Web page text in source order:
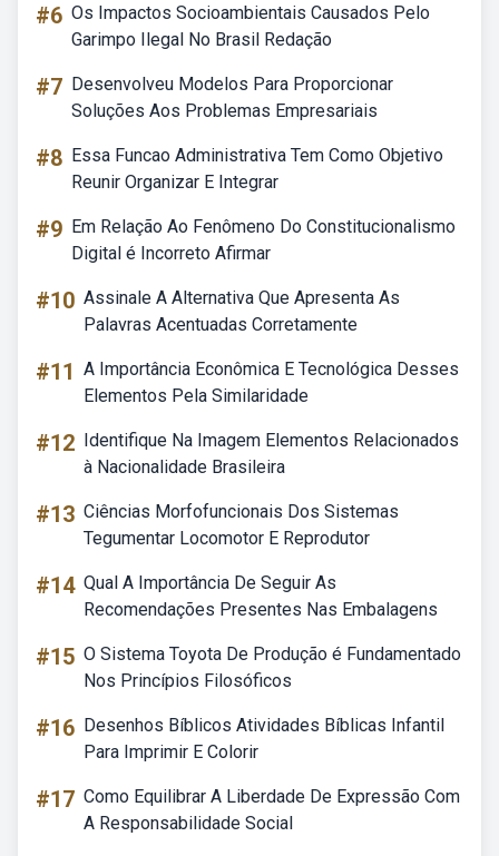
#6 Os Impactos Socioambientais Causados Pelo
Garimpo Ilegal No Brasil Redação
#7 Desenvolveu Modelos Para Proporcionar
Soluções Aos Problemas Empresariais
#8 Essa Funcao Administrativa Tem Como Objetivo
Reunir Organizar E Integrar
#9 Em Relação Ao Fenômeno Do Constitucionalismo
Digital é Incorreto Afirmar
#10 Assinale A Alternativa Que Apresenta As
Palavras Acentuadas Corretamente
#11 A Importância Econômica E Tecnológica Desses
Elementos Pela Similaridade
#12 Identifique Na Imagem Elementos Relacionados
à Nacionalidade Brasileira
#13 Ciências Morfofuncionais Dos Sistemas
Tegumentar Locomotor E Reprodutor
#14 Qual A Importância De Seguir As
Recomendações Presentes Nas Embalagens
#15 O Sistema Toyota De Produção é Fundamentado
Nos Princípios Filosóficos
#16 Desenhos Bíblicos Atividades Bíblicas Infantil
Para Imprimir E Colorir
#17 Como Equilibrar A Liberdade De Expressão Com
A Responsabilidade Social